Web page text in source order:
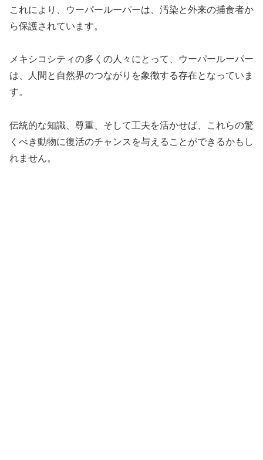
これにより、ウーパールーパーは、汚染と外来の捕食者か
ら保護されています。
メキシコシティの多くの人々にとって、ウーパールーパー
は、人間と自然界のつながりを象徴する存在となっていま
す。
伝統的な知識、尊重、そして工夫を活かせば、これらの驚
くべき動物に復活のチャンスを与えることができるかもし
れません。